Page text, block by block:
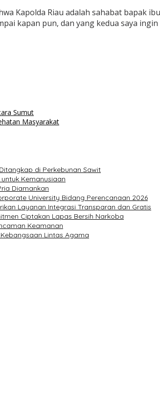
Kapolda Riau adalah sahabat bapak
kapan pun, dan yang kedua saya
Sumut
Masyarakat
di Perkebunan Sawit
Kemanusiaan
Diamankan
University Bidang Perencanaan 2026
Layanan Integrasi Transparan dan Gratis
Ciptakan Lapas Bersih Narkoba
Keamanan
Lintas Agama